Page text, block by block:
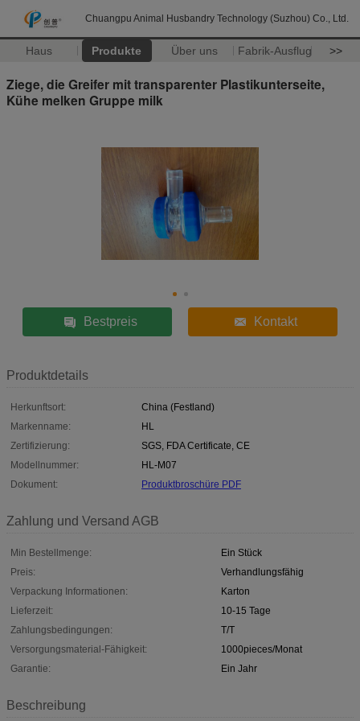
Chuangpu Animal Husbandry Technology (Suzhou) Co., Ltd.
Haus Produkte Über uns Fabrik-Ausflug >>
Ziege, die Greifer mit transparenter Plastikunterseite,
Kühe melken Gruppe milk
Bestpreis Kontakt
Produktdetails
Herkunftsort:
China (Festland)
Markenname:
HL
Zertifizierung:
SGS, FDA Certificate, CE
Modellnummer:
HL-M07
Dokument:
Produktbroschüre PDF
Zahlung und Versand AGB
Min Bestellmenge:
Ein Stück
Preis:
Verhandlungsfähig
Verpackung Informationen:
Karton
Lieferzeit:
10-15 Tage
Zahlungsbedingungen:
T/T
Versorgungsmaterial-Fähigkeit:
1000pieces/Monat
Garantie:
Ein Jahr
Beschreibung